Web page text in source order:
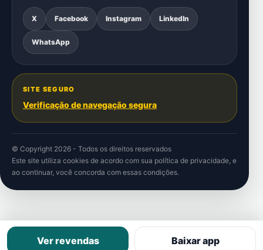
X Facebook Instagram LinkedIn
WhatsApp
SITE SEGURO
Verificação de navegação segura
© Copyright 2026 - Todos os direitos reservados
Este site utiliza cookies de acordo com sua política de privacidade, e
ao continuar, você concorda com essas condições.
Ver revendas Baixar app